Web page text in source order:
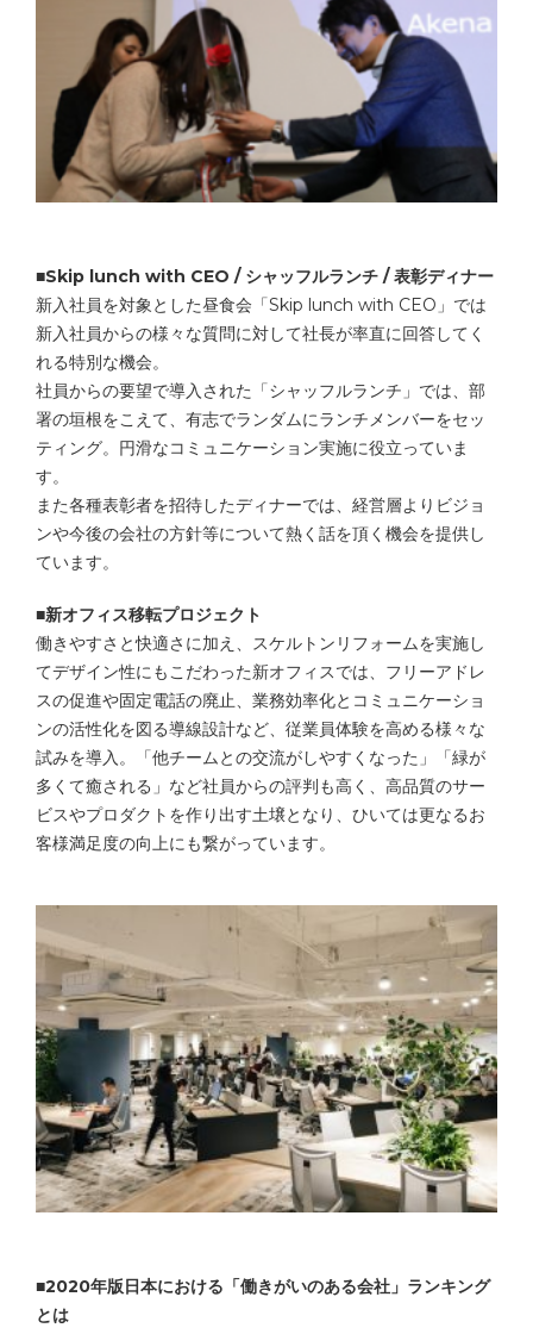
■Skip lunch with CEO / シャッフルランチ / 表彰ディナー
新入社員を対象とした昼食会「Skip lunch with CEO」では
新入社員からの様々な質問に対して社長が率直に回答してく
れる特別な機会。
社員からの要望で導入された「シャッフルランチ」では、部
署の垣根をこえて、有志でランダムにランチメンバーをセッ
ティング。円滑なコミュニケーション実施に役立っていま
す。
また各種表彰者を招待したディナーでは、経営層よりビジョ
ンや今後の会社の方針等について熱く話を頂く機会を提供し
ています。
■新オフィス移転プロジェクト
働きやすさと快適さに加え、スケルトンリフォームを実施し
てデザイン性にもこだわった新オフィスでは、フリーアドレ
スの促進や固定電話の廃止、業務効率化とコミュニケーショ
ンの活性化を図る導線設計など、従業員体験を高める様々な
試みを導入。「他チームとの交流がしやすくなった」「緑が
多くて癒される」など社員からの評判も高く、高品質のサー
ビスやプロダクトを作り出す土壌となり、ひいては更なるお
客様満足度の向上にも繋がっています。
■2020年版日本における「働きがいのある会社」ランキング
とは